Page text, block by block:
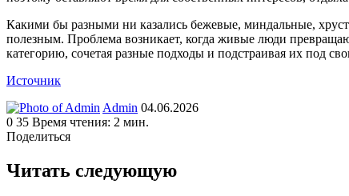
Какими бы разными ни казались бежевые, миндальные,
полезным. Проблема возникает, когда живые люди
категорию, сочетая разные подходы и подстраивая их под
Источник
Admin Send
an
04.06.2026
0 35 Время чтения: 2 мин.
Поделиться
через
электронную
Читать следующую